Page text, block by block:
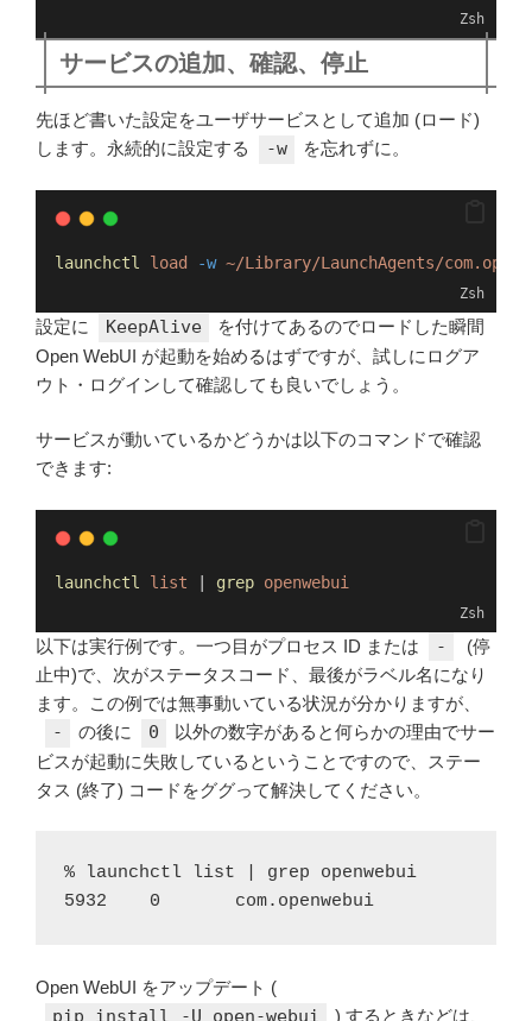
Zsh
サービスの追加、確認、停止
先ほど書いた設定をユーザサービスとして追加 (ロード)
します。永続的に設定する
-w を忘れずに。
launchctl load -w ~/Library/LaunchAgents/
Zsh
設定に KeepAlive
を付けてあるのでロードした瞬間
Open WebUI が起動を始めるはずですが、試しにログア
ウト・ログインして確認しても良いでしょう。
サービスが動いているかどうかは以下のコマンドで確認
できます:
launchctl list grep openwebui
Zsh
以下は実行例です。一つ目がプロセス ID または -
(停
止中)で、次がステータスコード、最後がラベル名になり
ます。この例では無事動いている状況が分かりますが、
- の後に 0
以外の数字があると何らかの理由でサー
ビスが起動に失敗しているということですので、ステー
タス (終了) コードをググって解決してください。
% launchctl list | grep openwebui
5932	0	com.openwebui
Open WebUI をアップデート (
pip install -U open-webui
) するときなどは、